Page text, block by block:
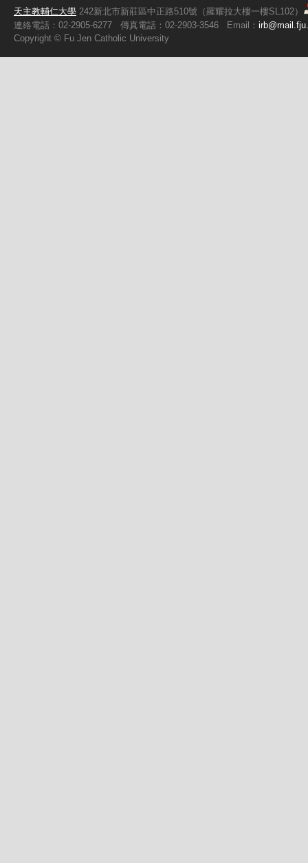
天主教輔仁大學 242新北市新莊區中正路510號（羅耀拉大樓一樓SL102）
連絡電話：02-2905-6277
傳真電話：02-2903-3546 Email：
Copyright © Fu Jen Catholic University